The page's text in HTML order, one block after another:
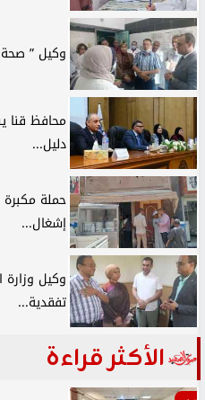
وكيل ” صحة
محافظ قنا
دليل...
إشغال...
وكيل وزارة
تفقدية...
الأكثر قراءة